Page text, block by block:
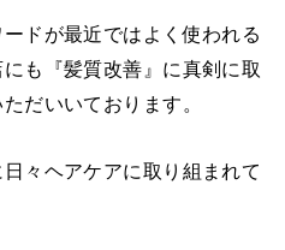
ードが最近ではよく使われる
も『髪質改善』に真剣に取
だいいております。
々ヘアケアに取り組まれて